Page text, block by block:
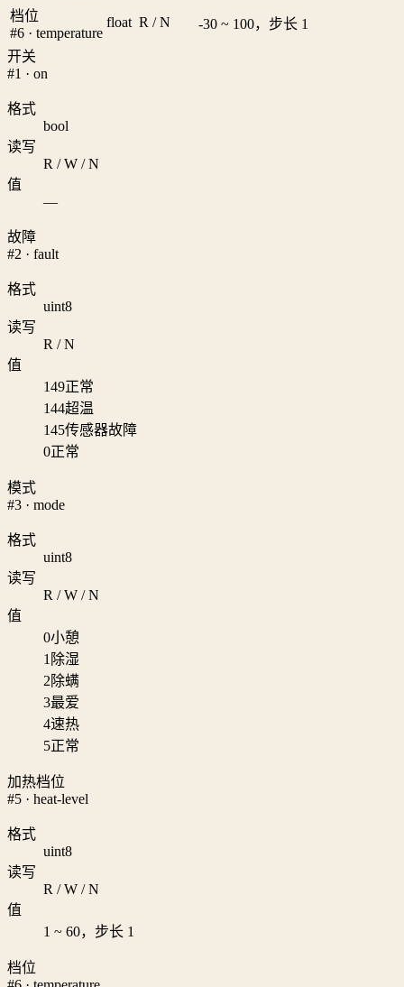
档位
#6 · temperature
float R / N -30 ~ 100，步长 1
开关
#1 · on
格式
bool
读写
R / W / N
值
—
故障
#2 · fault
格式
uint8
读写
R / N
值
149正常
144超温
145传感器故障
0正常
模式
#3 · mode
格式
uint8
读写
R / W / N
值
0小憩
1 除湿
2除螨
3最爱
4速热
5正常
加热档位
#5 · heat-level
格式
uint8
读写
R / W / N
值
1 ~ 60，步长 1
档位